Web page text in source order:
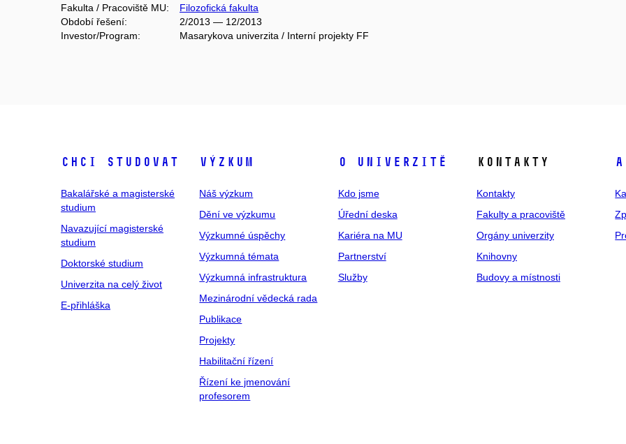
Fakulta / Pracoviště MU:
Filozofická fakulta
Období řešení:
2/2013 — 12/2013
Investor/Program:
Masarykova univerzita / Interní projekty FF
Chci studovat
Bakalářské a magisterské
studium
Navazující magisterské
studium
Doktorské studium
Univerzita na celý život
E-přihláška
Výzkum
Náš výzkum
Dění ve výzkumu
Výzkumné úspěchy
Výzkumná témata
Výzkumná infrastruktura
Mezinárodní vědecká rada
Publikace
Projekty
Habilitační řízení
Řízení ke jmenování
profesorem
O univerzitě
Kdo jsme
Úřední deska
Kariéra na MU
Partnerství
Služby
Kontakty
Kontakty
Fakulty a pracoviště
Orgány univerzity
Knihovny
Budovy a místnosti